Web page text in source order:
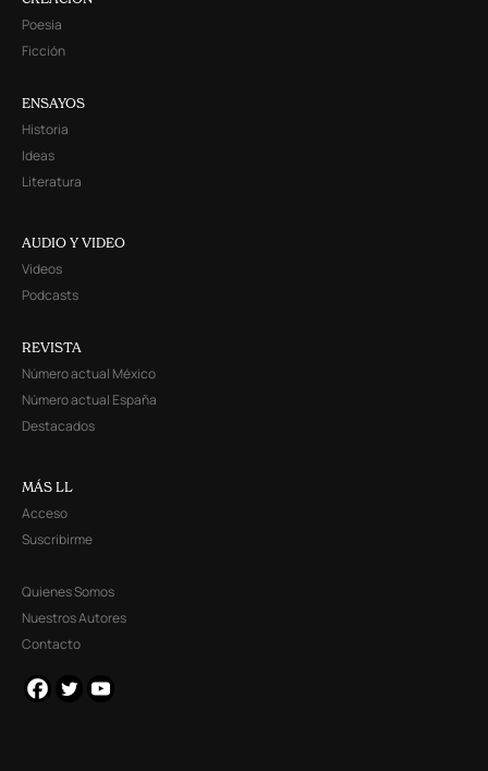
Poesía
Ficción
ENSAYOS
Historia
Ideas
Literatura
AUDIO Y VIDEO
Videos
Podcasts
REVISTA
Número actual México
Número actual España
Destacados
MÁS LL
Acceso
Suscribirme
Quienes Somos
Nuestros Autores
Contacto